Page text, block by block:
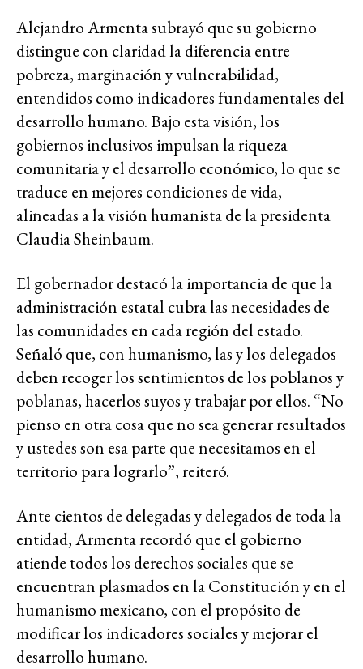
Alejandro Armenta subrayó que su gobierno
distingue con claridad la diferencia entre
pobreza, marginación y vulnerabilidad,
entendidos como indicadores fundamentales del
desarrollo humano. Bajo esta visión, los
gobiernos inclusivos impulsan la riqueza
comunitaria y el desarrollo económico, lo que se
traduce en mejores condiciones de vida,
alineadas a la visión humanista de la presidenta
Claudia Sheinbaum.
El gobernador destacó la importancia de que la
administración estatal cubra las necesidades de
las comunidades en cada región del estado.
Señaló que, con humanismo, las y los delegados
deben recoger los sentimientos de los poblanos y
poblanas, hacerlos suyos y trabajar por ellos. “No
pienso en otra cosa que no sea generar resultados
y ustedes son esa parte que necesitamos en el
territorio para lograrlo”, reiteró.
Ante cientos de delegadas y delegados de toda la
entidad, Armenta recordó que el gobierno
atiende todos los derechos sociales que se
encuentran plasmados en la Constitución y en el
humanismo mexicano, con el propósito de
modificar los indicadores sociales y mejorar el
desarrollo humano.